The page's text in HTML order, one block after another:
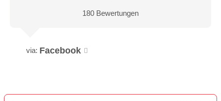
180 Bewertungen
via: Facebook